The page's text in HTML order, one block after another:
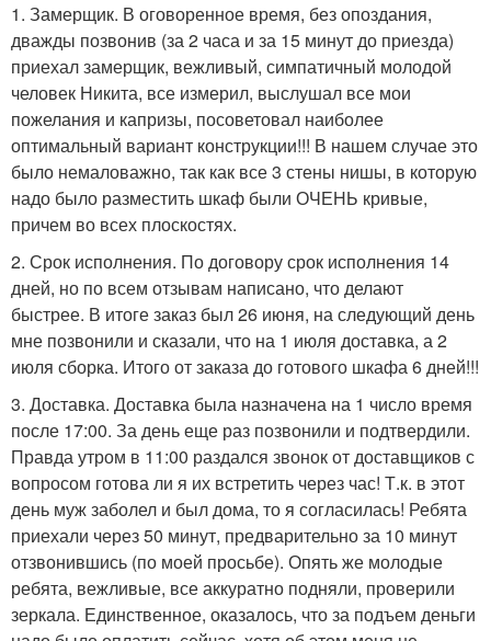
1. Замерщик. В оговоренное время, без опоздания,
дважды позвонив (за 2 часа и за 15 минут до приезда)
приехал замерщик, вежливый, симпатичный молодой
человек Никита, все измерил, выслушал все мои
пожелания и капризы, посоветовал наиболее
оптимальный вариант конструкции!!! В нашем случае это
было немаловажно, так как все 3 стены нишы, в которую
надо было разместить шкаф были ОЧЕНЬ кривые,
причем во всех плоскостях.
2. Срок исполнения. По договору срок исполнения 14
дней, но по всем отзывам написано, что делают
быстрее. В итоге заказ был 26 июня, на следующий день
мне позвонили и сказали, что на 1 июля доставка, а 2
июля сборка. Итого от заказа до готового шкафа 6 дней!!!
3. Доставка. Доставка была назначена на 1 число время
после 17:00. За день еще раз позвонили и подтвердили.
Правда утром в 11:00 раздался звонок от доставщиков с
вопросом готова ли я их встретить через час! Т.к. в этот
день муж заболел и был дома, то я согласилась! Ребята
приехали через 50 минут, предварительно за 10 минут
отзвонившись (по моей просьбе). Опять же молодые
ребята, вежливые, все аккуратно подняли, проверили
зеркала. Единственное, оказалось, что за подъем деньги